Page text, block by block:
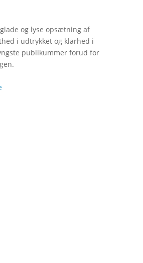
og lyse opsætning af
i udtrykket og klarhed i
publikummer forud for